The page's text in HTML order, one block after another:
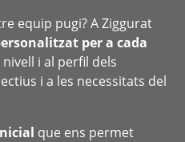
equip pugi? A Ziggurat
per a cada
i al perfil dels
i a les necessitats del
que ens permet